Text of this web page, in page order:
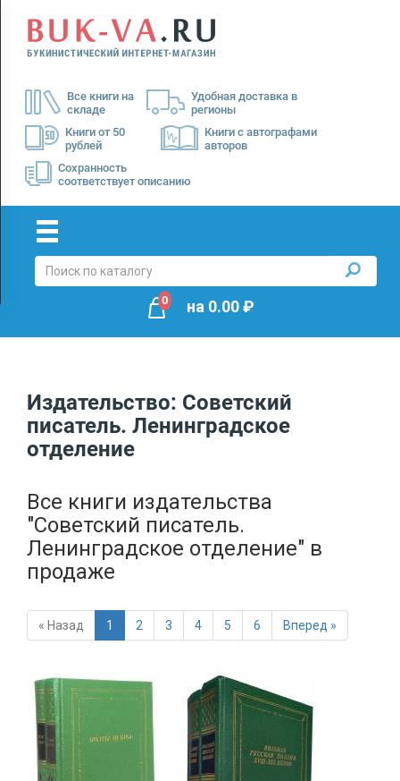
Все книги на
складе
Удобная доставка в
регионы
Книги от 50
рублей
Книги с автографами
авторов
Сохранность
соответствует описанию
Menu
Доставка
Оплата
0 на 0.00₽
Издательство: Советский
писатель. Ленинградское
отделение
Все книги издательства
"Советский писатель.
Ленинградское отделение" в
продаже
« Назад 1 2 3 4 5 6 Вперед »